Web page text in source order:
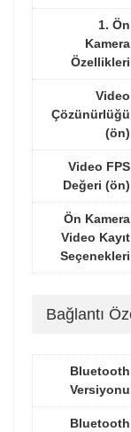
1. Ön
Kamera
Özellikleri
Video
Çözünürlüğü
(ön)
Video FPS
Değeri (ön)
Ön Kamera
Video Kayıt
Seçenekleri
Bağlantı
Bluetooth
Versiyonu
Bluetooth